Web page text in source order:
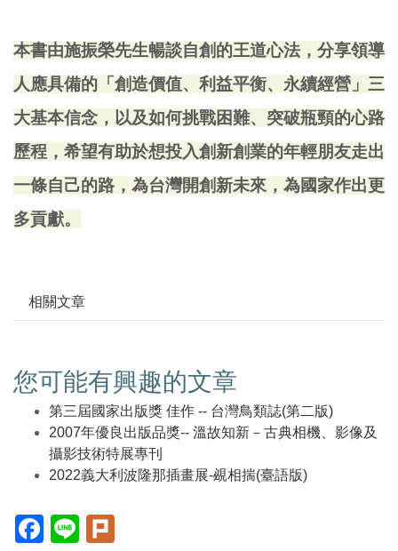
本書由施振榮先生暢談自創的王道心法，分享領導
人應具備的「創造價值、利益平衡、永續經營」三
大基本信念，以及如何挑戰困難、突破瓶頸的心路
歷程，希望有助於想投入創新創業的年輕朋友走出
一條自己的路，為台灣開創新未來，為國家作出更
多貢獻。
相關文章
您可能有興趣的文章
第三屆國家出版獎 佳作 -- 台灣鳥類誌(第二版)
2007年優良出版品獎-- 溫故知新－古典相機、影像及
攝影技術特展專刊
2022義大利波隆那插畫展-覕相揣(臺語版)
Facebook(另
開
Line(另
開